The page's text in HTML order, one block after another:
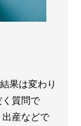
果は変わり
く質問で
出産などで